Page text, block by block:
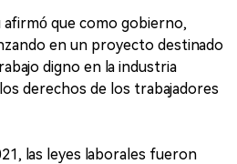
afirmó que como gobierno,
en un proyecto destinado
digno en la industria
derechos de los trabajadores
las leyes laborales fueron